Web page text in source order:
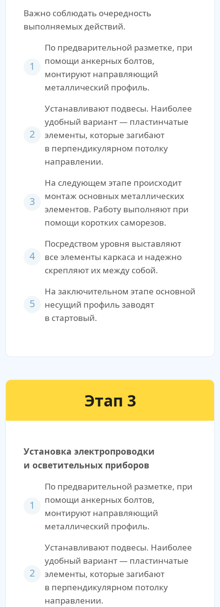
Важно соблюдать очередность
выполняемых действий.
1
По предварительной разметке, при
помощи анкерных болтов,
монтируют направляющий
металлический профиль.
2
Устанавливают подвесы. Наиболее
удобный вариант — пластинчатые
элементы, которые загибают
в перпендикулярном потолку
направлении.
3
На следующем этапе происходит
монтаж основных металлических
элементов. Работу выполняют при
помощи коротких саморезов.
4
Посредством уровня выставляют
все элементы каркаса и надежно
скрепляют их между собой.
5
На заключительном этапе основной
несущий профиль заводят
в стартовый.
Этап 3
Установка электропроводки
и осветительных приборов
1
По предварительной разметке, при
помощи анкерных болтов,
монтируют направляющий
металлический профиль.
2
Устанавливают подвесы. Наиболее
удобный вариант — пластинчатые
элементы, которые загибают
в перпендикулярном потолку
направлении.